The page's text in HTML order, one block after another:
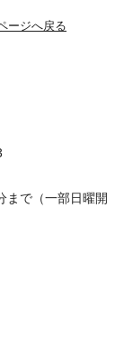
ージへ戻る
まで（一部日曜開